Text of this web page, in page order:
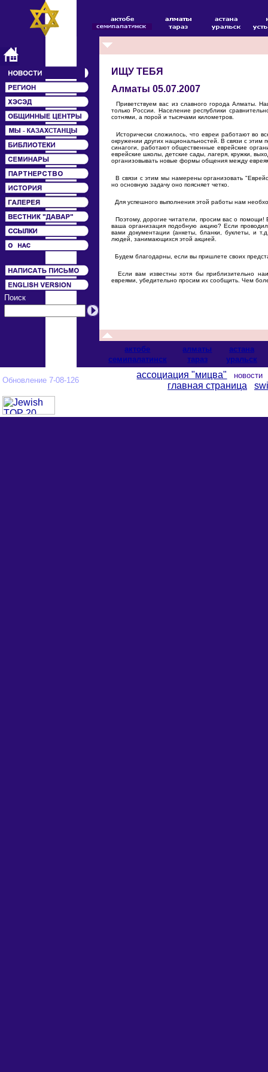
Поиск
ИЩУ ТЕБЯ
Алматы 05.07.2007
Приветствуем вас из славного города Алматы.
только России. Население республики
сотнями, а порой и тысячами километров.
Исторически сложилось, что евреи работают во
окружении других национальностей. В связи с
синагоги, работают общественные еврейские
еврейские школы, детские сады, лагеря, кружки,
организовывать новые формы общения между
В связи с этим мы намерены организовать
но основную задачу оно поясняет четко.
Для успешного выполнения этой работы нам
Поэтому, дорогие читатели, просим вас о помощи!
ваша организация подобную акцию? Если
вами документации (анкеты, бланки, буклеты, и
людей, занимающихся этой акцией.
Будем благодарны, если вы пришлете своих
Если вам известны хотя бы приблизительно
евреями, убедительно просим их сообщить. Чем
актобе алматы
астана
cемипалатинск
тараз уральск
Обновление 7-08-126
ассоциация "мицва"
главная страница